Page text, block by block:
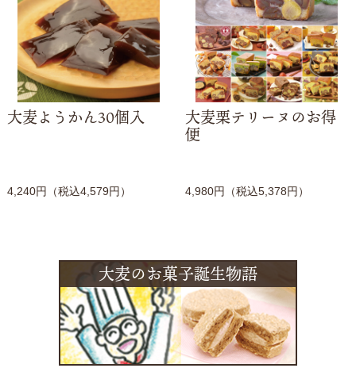
大麦ようかん30個入
4,240円（税込4,579円）
大麦栗テリーヌのお得
便
4,980円（税込5,378円）
大麦のお菓子誕生物語